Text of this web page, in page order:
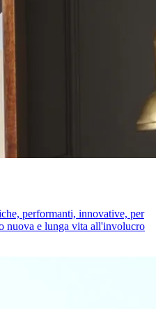
performanti, innovative, per
nuova e lunga vita all'involucro